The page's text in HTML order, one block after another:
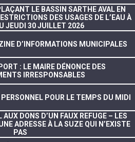
LE BASSIN SARTHE AVAL EN
DES USAGES DE L’EAU À
JEUDI 30 JUILLET 2026
D’INFORMATIONS MUNICIPALES
: LE MAIRE DÉNONCE DES
IRRESPONSABLES
POUR LE TEMPS DU MIDI
DONS D’UN FAUX REFUGE – LES
ADRESSE À LA SUZE QUI N’EXISTE
PAS